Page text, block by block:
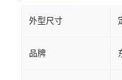
外型尺寸
品牌